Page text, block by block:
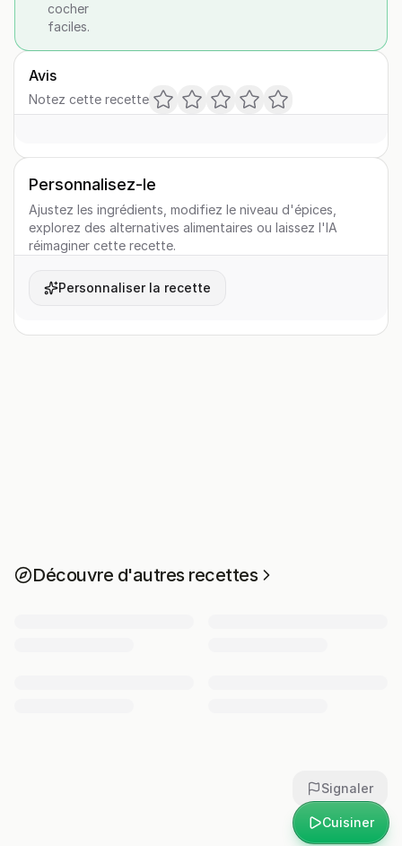
Cuisiner
cocher
faciles.
Avis
Notez cette recette
Personnalisez-le
Ajustez les ingrédients, modifiez le niveau d'épices,
explorez des alternatives alimentaires ou laissez l'IA
réimaginer cette recette.
Personnaliser la recette
Découvre d'autres recettes
Signaler